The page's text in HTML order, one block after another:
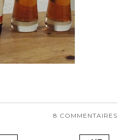
8 COMMENTAIRES